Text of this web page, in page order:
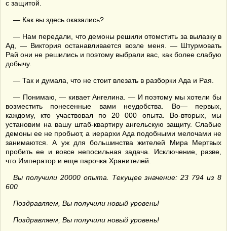
с защитой.
— Как вы здесь оказались?
— Нам передали, что демоны решили отомстить за вылазку в
Ад, — Виктория останавливается возле меня. — Штурмовать
Рай они не решились и поэтому выбрали вас, как более слабую
добычу.
— Так и думала, что не стоит влезать в разборки Ада и Рая.
— Понимаю, — кивает Ангелина. — И поэтому мы хотели бы
возместить понесенные вами неудобства. Во— первых,
каждому, кто участвовал по 20 000 опыта. Во-вторых, мы
установим на вашу штаб-квартиру ангельскую защиту. Слабые
демоны ее не пробьют, а иерархи Ада подобными мелочами не
занимаются. А уж для большинства жителей Мира Мертвых
пробить ее и вовсе непосильная задача. Исключение, разве,
что Император и еще парочка Хранителей.
Вы получили 20000 опыта. Текущее значение: 23 794 из 8
600
Поздравляем, Вы получили новый уровень!
Поздравляем, Вы получили новый уровень!